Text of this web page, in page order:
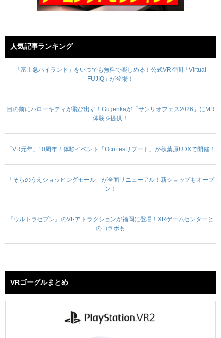
人気記事ランキング
「富士急ハイランド」をいつでも無料で楽しめる！公式VR空間「Virtual
FUJIQ」が登場！
目の前にハローキティが飛び出す！Gugenkaが「サンリオフェス2026」にMR
体験を提供！
「VR元年」10周年！体験イベント「OcuFesリブート」が秋葉原UDXで開催！
「そらのうえショッピングモール」が全面リニューアル！新ショップもオープ
ン！
『ウルトラセブン』のVRアトラクションが福岡に登場！XRゲームセンターと
のコラボも
VRゴーグルまとめ